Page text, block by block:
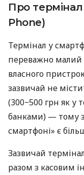
Про
Phone)
Термінал у
переважно малий
власного
зазвичай не
(300−500 грн як у
банками) — тому
смартфоні» є
Зазвичай
разом з касовим